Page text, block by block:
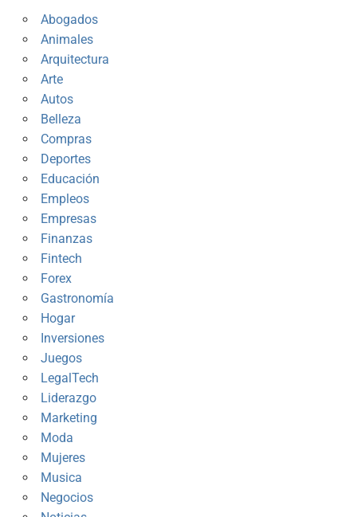
Abogados
Animales
Arquitectura
Arte
Autos
Belleza
Compras
Deportes
Educación
Empleos
Empresas
Finanzas
Fintech
Forex
Gastronomía
Hogar
Inversiones
Juegos
LegalTech
Liderazgo
Marketing
Moda
Mujeres
Musica
Negocios